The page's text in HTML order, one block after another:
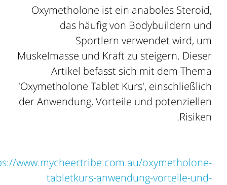
Oxymetholone ist ein anaboles Steroid,
das häufig von Bodybuildern und
Sportlern verwendet wird, um
Muskelmasse und Kraft zu steigern. Dieser
Artikel befasst sich mit dem Thema
'Oxymetholone Tablet Kurs', einschließlich
der Anwendung, Vorteile und potenziellen
Risiken.
www.mycheertribe.com.au/oxymetholone-
tabletkurs-anwendung-vorteile-und-